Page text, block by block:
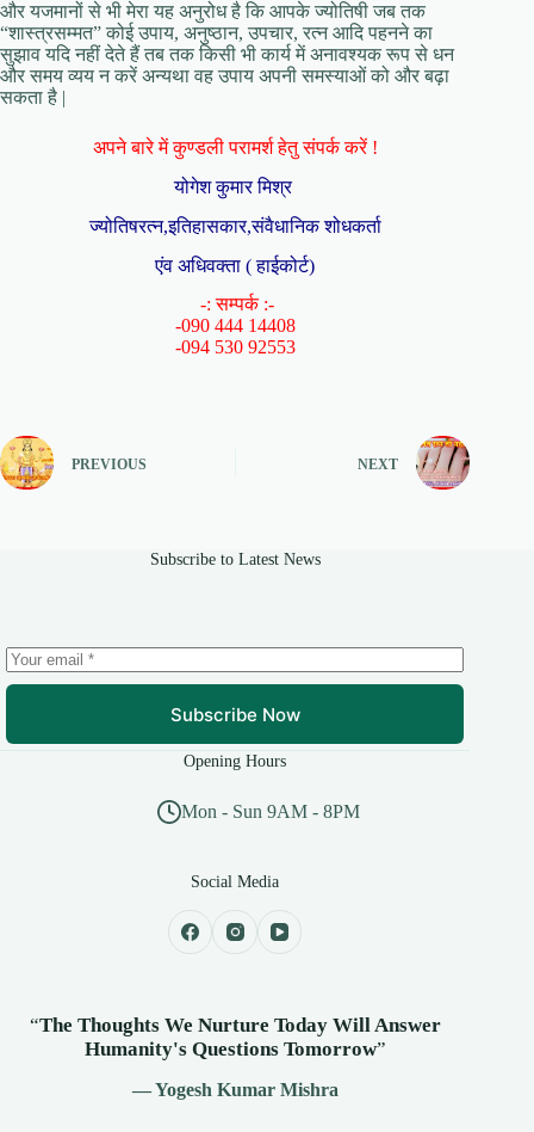
और यजमानों से भी मेरा यह अनुरोध है कि आपके ज्योतिषी जब तक
“शास्त्रसम्मत” कोई उपाय, अनुष्ठान, उपचार, रत्न आदि पहनने का
सुझाव यदि नहीं देते हैं तब तक किसी भी कार्य में अनावश्यक रूप से धन
और समय व्यय न करें अन्यथा वह उपाय अपनी समस्याओं को और बढ़ा
सकता है |
अपने बारे में कुण्डली परामर्श हेतु संपर्क करें !
योगेश कुमार मिश्र
ज्योतिषरत्न,इतिहासकार,संवैधानिक शोधकर्ता
एंव अधिवक्ता ( हाईकोर्ट)
-: सम्पर्क :-
-090 444 14408
-094 530 92553
PREVIOUS NEXT
Subscribe to Latest News
Subscribe Now
Opening Hours
Mon - Sun 9AM - 8PM
Social Media
“The Thoughts We Nurture Today Will Answer
Humanity's Questions Tomorrow”
— Yogesh Kumar Mishra